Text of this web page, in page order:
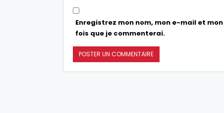
Enregistrez mon nom, mon e-mail et
fois que je commenterai.